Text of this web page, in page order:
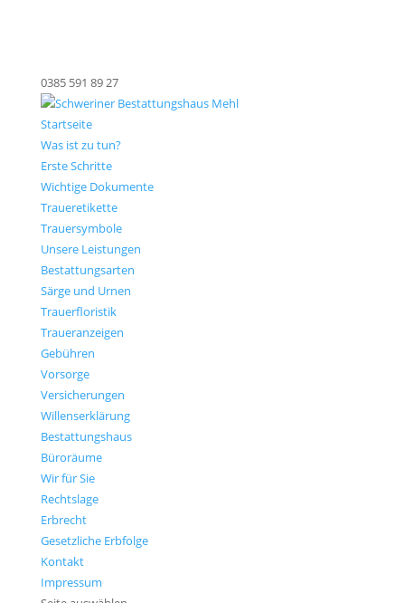
0385 591 89 27
Startseite
Was ist zu tun?
Erste Schritte
Wichtige Dokumente
Traueretikette
Trauersymbole
Unsere Leistungen
Bestattungsarten
Särge und Urnen
Trauerfloristik
Traueranzeigen
Gebühren
Vorsorge
Versicherungen
Willenserklärung
Bestattungshaus
Büroräume
Wir für Sie
Rechtslage
Erbrecht
Gesetzliche Erbfolge
Kontakt
Impressum